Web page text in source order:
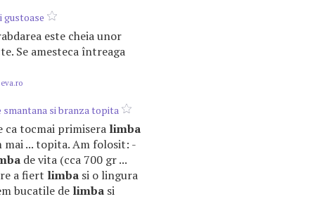
gustoase
este cheia unor
Se amesteca întreaga
smantana si branza topita
ca tocmai primisera limba
mai ... topita. Am folosit: -
de vita (cca 700 gr ...
a fiert limba si o lingura
bucatile de limba si